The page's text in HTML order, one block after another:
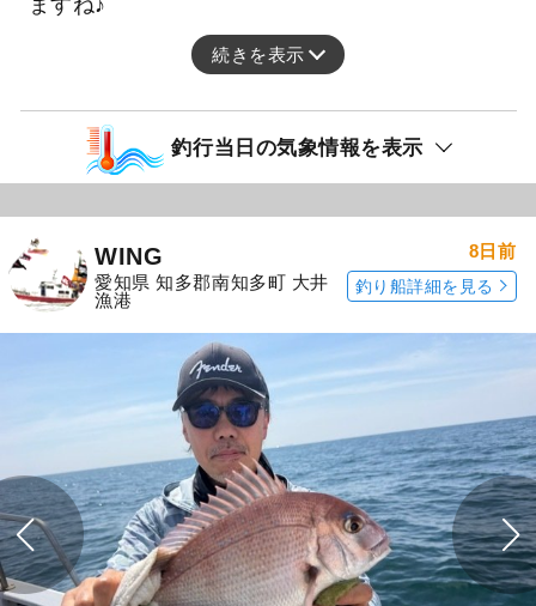
ますね♪
続きを表示
釣行当日の気象情報を表示
WING
愛知県 知多郡南知多町 大井
漁港
8日前
釣り船詳細を見る